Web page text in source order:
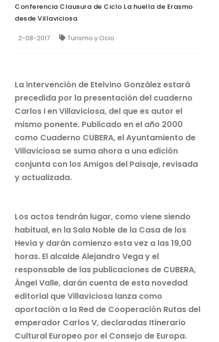
Conferencia Clausura de Ciclo La huella de Erasmo
desde Villaviciosa
2-08-2017 Turismo y Ocio
La intervención de Etelvino González estará
precedida por la presentación del cuaderno
Carlos I en Villaviciosa, del que es autor el
mismo ponente. Publicado en el año 2000
como Cuaderno CUBERA, el Ayuntamiento de
Villaviciosa se suma ahora a una edición
conjunta con los Amigos del Paisaje, revisada
y actualizada.
Los actos tendrán lugar, como viene siendo
habitual, en la Sala Noble de la Casa de los
Hevia y darán comienzo esta vez a las 19,00
horas. El alcalde Alejandro Vega y el
responsable de las publicaciones de CUBERA,
Ángel Valle, darán cuenta de esta novedad
editorial que Villaviciosa lanza como
aportación a la Red de Cooperación Rutas del
emperador Carlos V, declaradas Itinerario
Cultural Europeo por el Consejo de Europa.